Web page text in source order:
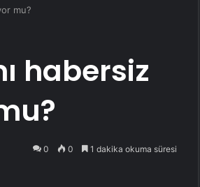
mu?
habersiz
0 0 1 dakika okuma süresi